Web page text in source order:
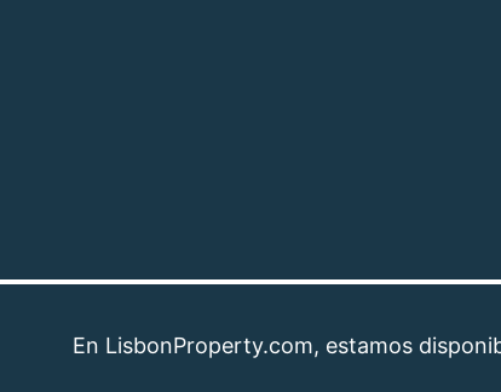
En LisbonProperty.com, estamos disponibles